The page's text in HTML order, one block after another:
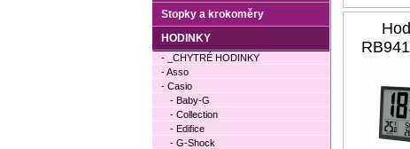
Stopky a krokoměry
HODINKY
- _CHYTRÉ HODINKY
- Asso
- Casio
- Baby-G
- Collection
- Edifice
- G-Shock